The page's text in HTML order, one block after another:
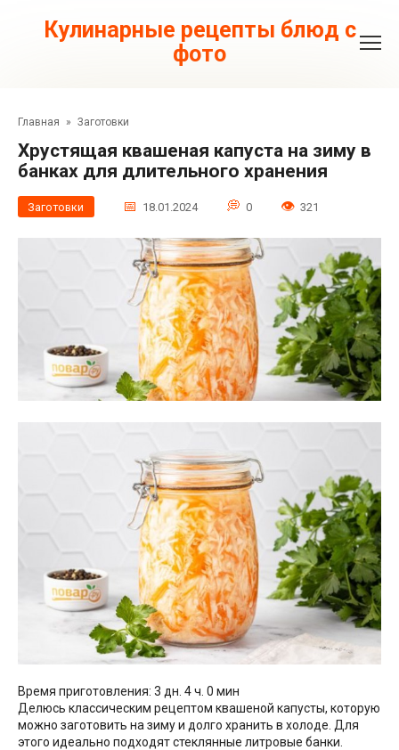
контентуКулинарные рецепты блюд с
фото
Главная » Заготовки
Хрустящая квашеная капуста на зиму в
банках для длительного хранения
Заготовки 18.01.2024 0 321
Время приготовления: 3 дн. 4 ч. 0 мин
Делюсь классическим рецептом квашеной капусты, которую
можно заготовить на зиму и долго хранить в холоде. Для
этого идеально подходят стеклянные литровые банки.